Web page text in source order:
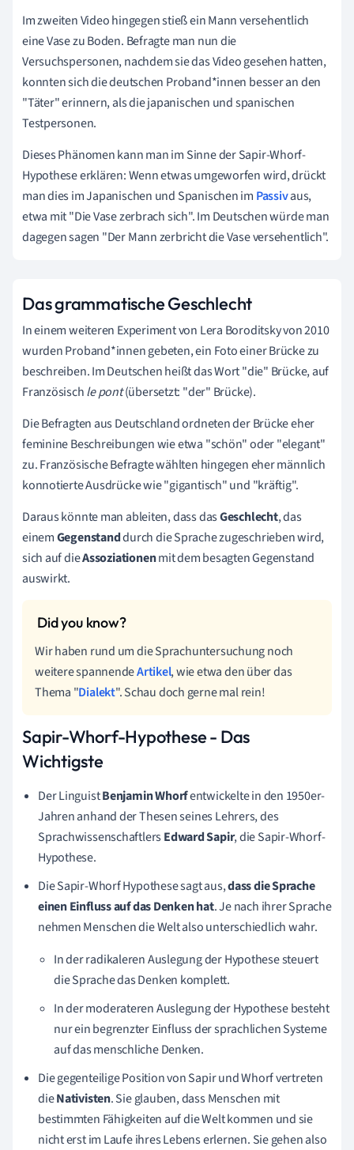
Im zweiten Video hingegen stieß ein Mann versehentlich
eine Vase zu Boden. Befragte man nun die
Versuchspersonen, nachdem sie das Video gesehen hatten,
konnten sich die deutschen Proband*innen besser an den
"Täter" erinnern, als die japanischen und spanischen
Testpersonen.
Dieses Phänomen kann man im Sinne der Sapir-Whorf-
Hypothese erklären: Wenn etwas umgeworfen wird, drückt
man dies im Japanischen und Spanischen im Passivaus,
etwa mit "Die Vase zerbrach sich". Im Deutschen würde man
dagegen sagen "Der Mann zerbricht die Vase versehentlich".
Das grammatische Geschlecht
In einem weiteren Experiment von Lera Boroditsky von 2010
wurden Proband*innen gebeten, ein Foto einer Brücke zu
beschreiben. Im Deutschen heißt das Wort "die" Brücke, auf
Französischlepont(übersetzt: "der" Brücke).
Die Befragten aus Deutschland ordneten der Brücke eher
feminine Beschreibungen wie etwa "schön" oder "elegant"
zu. Französische Befragte wählten hingegen eher männlich
konnotierte Ausdrücke wie "gigantisch" und "kräftig".
Daraus könnte man ableiten, dass dasGeschlecht, das
einemGegenstanddurch die Sprache zugeschrieben wird,
sich auf dieAssoziationenmit dem besagten Gegenstand
auswirkt.
Wir haben rund um die Sprachuntersuchung noch
weitere spannendeArtikel, wie etwa den über das
Thema "Dialekt". Schau doch gerne mal rein!
Sapir-Whorf-Hypothese - Das
Wichtigste
Der LinguistBenjamin Whorfentwickelte in den 1950er-
Jahren anhand der Thesen seines Lehrers, des
SprachwissenschaftlersEdward Sapir, die Sapir-Whorf-
Hypothese.
Die Sapir-Whorf Hypothese sagt aus,dass die Sprache
einen Einfluss auf das Denken hat. Je nach ihrer Sprache
nehmen Menschen die Welt also unterschiedlich wahr.
In der radikaleren Auslegung der Hypothese steuert
die Sprache das Denken komplett.
In der moderateren Auslegung der Hypothese besteht
nur ein begrenzter Einfluss der sprachlichen Systeme
auf das menschliche Denken.
Die gegenteilige Position von Sapir und Whorf vertreten
dieNativisten. Sie glauben, dass Menschen mit
bestimmten Fähigkeiten auf die Welt kommen und sie
nicht erst im Laufe ihres Lebens erlernen. Sie gehen also